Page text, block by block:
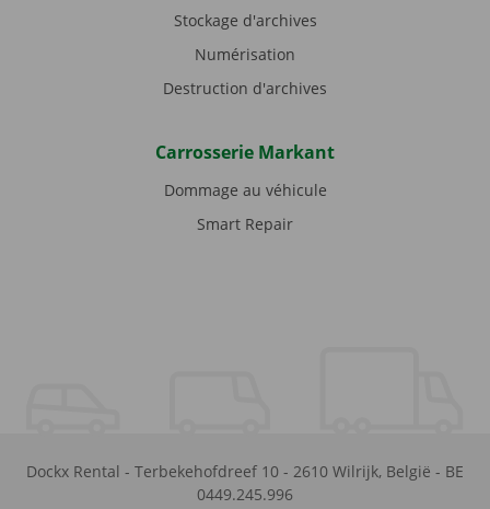
Stockage d'archives
Numérisation
Destruction d'archives
Carrosserie Markant
Dommage au véhicule
Smart Repair
Dockx Rental - Terbekehofdreef 10 - 2610 Wilrijk, België - BE
0449.245.996